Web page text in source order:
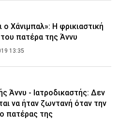
ο Χάνιμπαλ»: Η φρικιαστική
πατέρα της Άννυ
13:35
Άννυ - Ιατροδικαστής: Δεν
να ήταν ζωντανή όταν την
πατέρας της